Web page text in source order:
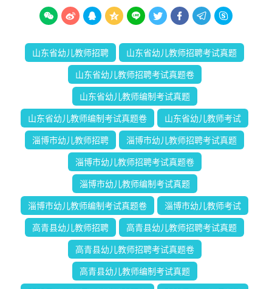
        
山东省幼儿教师招聘 山东省幼儿教师招聘考试真题
山东省幼儿教师招聘考试真题卷
山东省幼儿教师编制考试真题
山东省幼儿教师编制考试真题卷 山东省幼儿教师考试
淄博市幼儿教师招聘 淄博市幼儿教师招聘考试真题
淄博市幼儿教师招聘考试真题卷
淄博市幼儿教师编制考试真题
淄博市幼儿教师编制考试真题卷 淄博市幼儿教师考试
高青县幼儿教师招聘 高青县幼儿教师招聘考试真题
高青县幼儿教师招聘考试真题卷
高青县幼儿教师编制考试真题